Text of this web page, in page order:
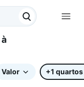
Valor +1 quartos